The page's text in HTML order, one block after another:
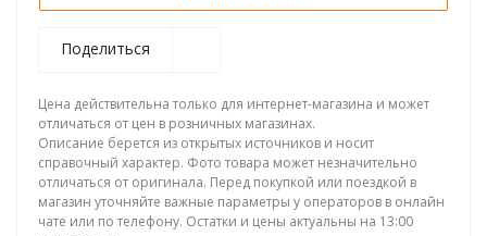
Поделиться
Цена действительна только для интернет-магазина и может
отличаться от цен в розничных магазинах.
Описание берется из открытых источников и носит
справочный характер. Фото товара может незначительно
отличаться от оригинала. Перед покупкой или поездкой в
магазин уточняйте важные параметры у операторов в онлайн
чате или по телефону. Остатки и цены актуальны на 13:00